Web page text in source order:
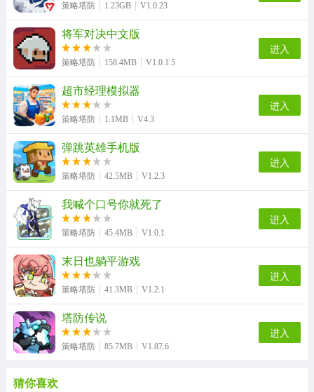
策略塔防 1.23GB V1.0.23
将军对决中文版
策略塔防 158.4MB V1.0.1.5
进入
超市经理模拟器
策略塔防 1.1MB V4.3
进入
弹跳英雄手机版
策略塔防 42.5MB V1.2.3
进入
我喊个口号你就死了
策略塔防 45.4MB V1.0.1
进入
末日也躺平游戏
策略塔防 41.3MB V1.2.1
进入
塔防传说
策略塔防 85.7MB V1.87.6
进入
猜你喜欢